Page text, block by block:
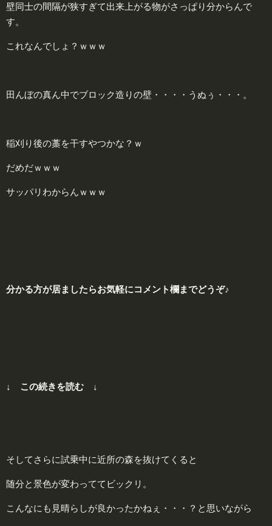
壁同士の間隔が狭すぎて出来上がる物がさっぱり分からんで
す。
これなんでしょ？ｗｗｗ
田んぼの真ん中でブロック造りの壁・・・・うぬぅ・・・。
稲刈り後の藁を干すやつかな？ｗ
だめだｗｗｗ
サッパリわからんｗｗｗ
分かる方が居ましたらお気軽にコメント欄までどうぞ♪
↓ この続きを読む ↓
そしてさらに試乗中に近所の森を抜けてくると
随分と景色が変わっててビックリ。
こんなにも見晴らしが良かったかねぇ・・・？と思いながら